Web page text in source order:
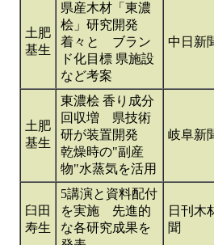
土肥
基生
県産木材「東濃
桧」研究開発
着々と ブラン
ド化目標 県施設
など考案
中日新
土肥
基生
東濃桧 香り成分
回収増 県技術
研が装置開発
乾燥時の"副産
物"水蒸気を活用
岐阜新
臼田
寿生
5講演と資料配付
を実施 先進的
な各研究成果を
日刊木
聞